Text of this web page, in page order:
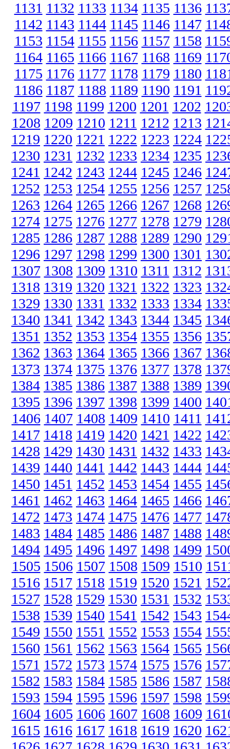
1131 1132 1133 1134 1135 1136
1142 1143 1144 1145 1146 1147
1153 1154 1155 1156 1157 1158
1164 1165 1166 1167 1168 1169
1175 1176 1177 1178 1179 1180
1186 1187 1188 1189 1190 1191
1197 1198 1199 1200 1201 1202
1208 1209 1210 1211 1212 1213
1219 1220 1221 1222 1223 1224
1230 1231 1232 1233 1234 1235
1241 1242 1243 1244 1245 1246
1252 1253 1254 1255 1256 1257
1263 1264 1265 1266 1267 1268
1274 1275 1276 1277 1278 1279
1285 1286 1287 1288 1289 1290
1296 1297 1298 1299 1300 1301
1307 1308 1309 1310 1311 1312
1318 1319 1320 1321 1322 1323
1329 1330 1331 1332 1333 1334
1340 1341 1342 1343 1344 1345
1351 1352 1353 1354 1355 1356
1362 1363 1364 1365 1366 1367
1373 1374 1375 1376 1377 1378
1384 1385 1386 1387 1388 1389
1395 1396 1397 1398 1399 1400
1406 1407 1408 1409 1410 1411
1417 1418 1419 1420 1421 1422
1428 1429 1430 1431 1432 1433
1439 1440 1441 1442 1443 1444
1450 1451 1452 1453 1454 1455
1461 1462 1463 1464 1465 1466
1472 1473 1474 1475 1476 1477
1483 1484 1485 1486 1487 1488
1494 1495 1496 1497 1498 1499
1505 1506 1507 1508 1509 1510
1516 1517 1518 1519 1520 1521
1527 1528 1529 1530 1531 1532
1538 1539 1540 1541 1542 1543
1549 1550 1551 1552 1553 1554
1560 1561 1562 1563 1564 1565
1571 1572 1573 1574 1575 1576
1582 1583 1584 1585 1586 1587
1593 1594 1595 1596 1597 1598
1604 1605 1606 1607 1608 1609
1615 1616 1617 1618 1619 1620